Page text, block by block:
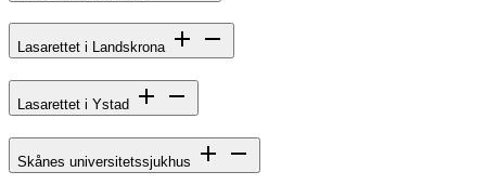
Lasarettet i Landskrona
Lasarettet i Ystad
Skånes universitetssjukhus